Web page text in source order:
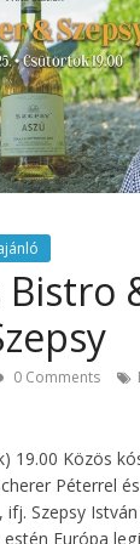
0 Comments
19.00 Közös
Péterrel
ifj. Szepsy István
Európa